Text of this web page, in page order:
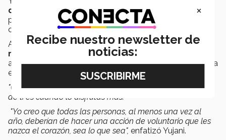
despierten la curiosidad por el voluntariado,
principalmente en la prepa o la universidad, que es
cuando suelentener más tiempo disponible.
Además, resaltó que es importante hacerlo cuando
realiza desde tu propia inquietud
alguien te lo está pidiendo o porque sea requisito de una
escuela.
"Cuando lo haces con ese interés y curiosidad que nace
de ti es cuando lo disfrutas más.
"Yo creo que todas las personas, al menos una vez al
año, deberían de hacer una acción de voluntario que les
nazca el corazón, sea lo que sea", enfatizó Yujani.
×
Recibe nuestro newsletter de
noticias: